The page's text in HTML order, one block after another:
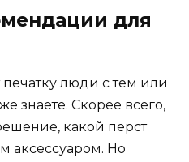
для
люди с тем или
знаете. Скорее всего,
какой перст
аксессуаром. Но